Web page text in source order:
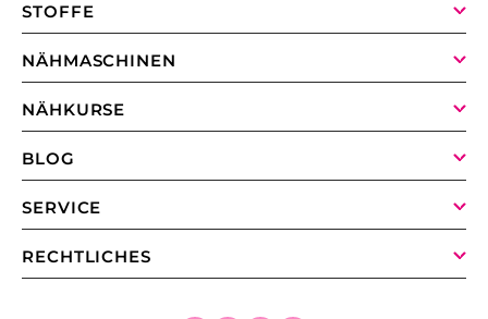
STOFFE
NÄHMASCHINEN
NÄHKURSE
BLOG
SERVICE
RECHTLICHES